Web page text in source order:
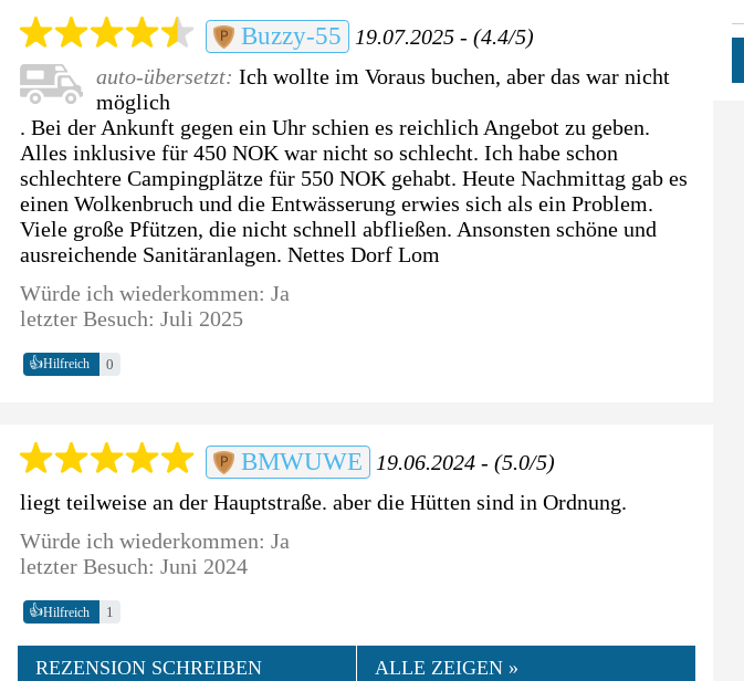
Buzzy-55
19.07.2025 - (4.4/5)
auto-übersetzt:Ich wollte im Voraus buchen, aber das war nicht
möglich
. Bei der Ankunft gegen ein Uhr schien es reichlich Angebot zu geben.
Alles inklusive für 450 NOK war nicht so schlecht. Ich habe schon
schlechtere Campingplätze für 550 NOK gehabt. Heute Nachmittag gab es
einen Wolkenbruch und die Entwässerung erwies sich als ein Problem.
Viele große Pfützen, die nicht schnell abfließen. Ansonsten schöne und
ausreichende Sanitäranlagen. Nettes Dorf Lom
Würde ich wiederkommen: Ja
letzter Besuch: Juli 2025
👍Hilfreich 0
BMWUWE
19.06.2024 - (5.0/5)
liegt teilweise an der Hauptstraße. aber die Hütten sind in Ordnung.
Würde ich wiederkommen: Ja
letzter Besuch: Juni 2024
👍Hilfreich 1
REZENSION SCHREIBEN ALLE ZEIGEN »